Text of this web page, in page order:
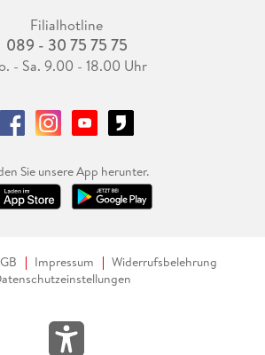
Filialhotline
089 - 30 75 75 75
- Sa. 9.00 - 18.00 Uhr
Sie unsere App herunter.
Impressum
Widerrufsbelehrung